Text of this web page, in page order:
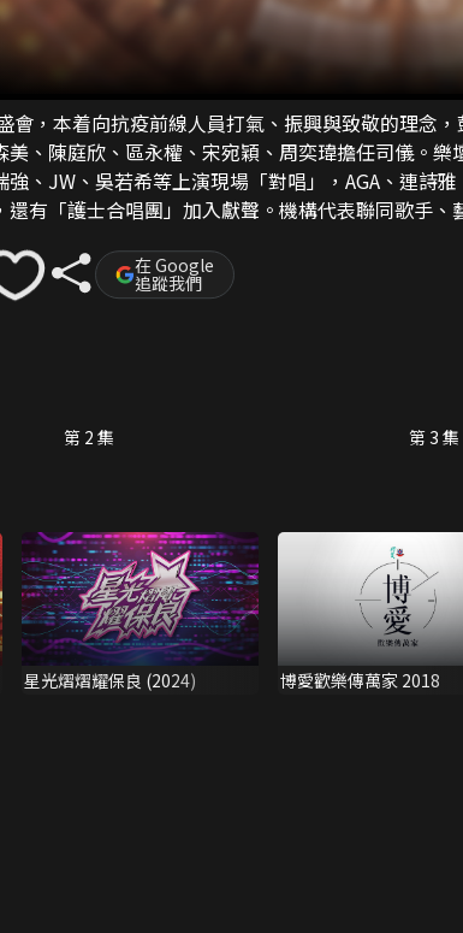
會，本着向抗疫前線人員打氣、振興與致敬的理念
、陳庭欣、區永權、宋宛穎、周奕瑋擔任司儀。樂
、JW、吳若希等上演現場「對唱」，AGA、連詩
有「護士合唱團」加入獻聲。機構代表聯同歌手、
謝意，也會探訪受惠個案，同心呼籲善長慷慨解囊！
在 Google
追蹤我們
第 2 集 第 3 集
星光熠熠耀保良 (2024) 博愛歡樂傳萬家 2018